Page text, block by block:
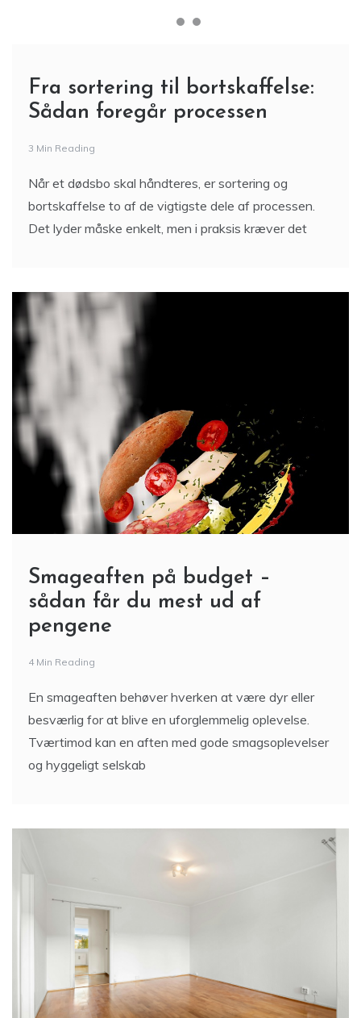
Fra sortering til bortskaffelse:
Sådan foregår processen
3 Min Reading
Når et dødsbo skal håndteres, er sortering og
bortskaffelse to af de vigtigste dele af processen.
Det lyder måske enkelt, men i praksis kræver det
Smageaften på budget –
sådan får du mest ud af
pengene
4 Min Reading
En smageaften behøver hverken at være dyr eller
besværlig for at blive en uforglemmelig oplevelse.
Tværtimod kan en aften med gode smagsoplevelser
og hyggeligt selskab